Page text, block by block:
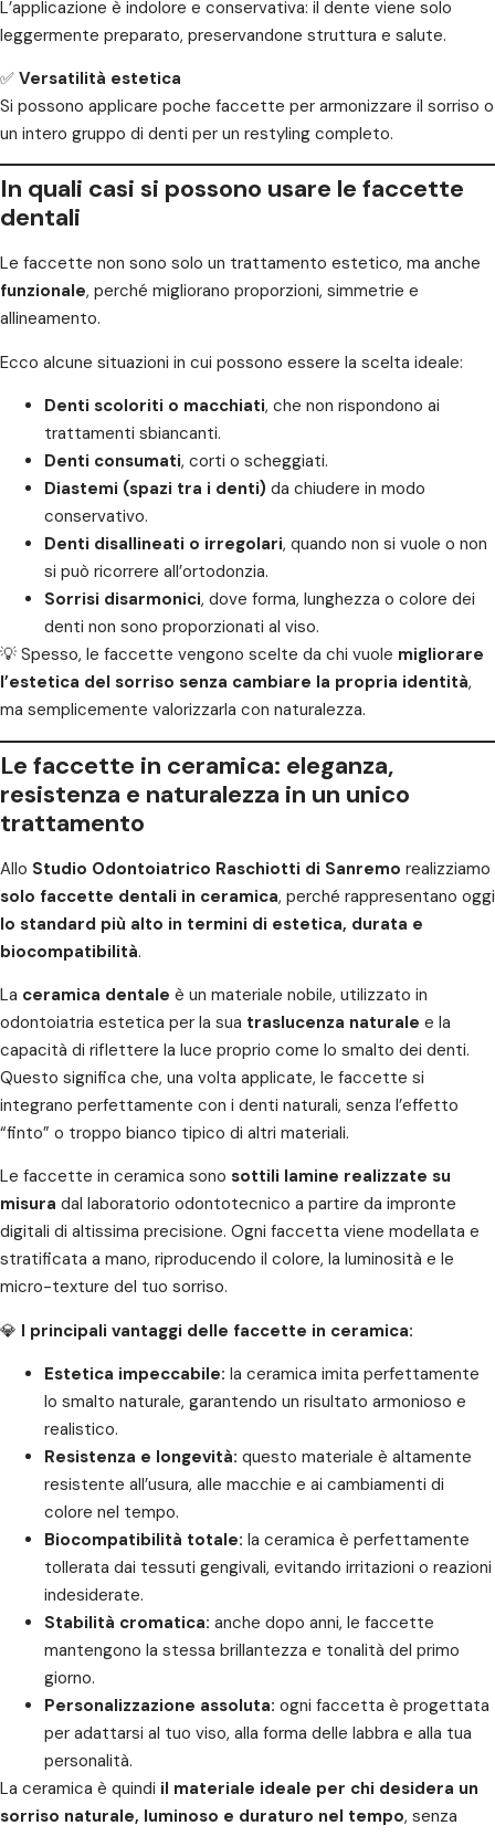
L’applicazione è indolore e conservativa: il dente viene solo
leggermente preparato, preservandone struttura e salute.
✅ Versatilità estetica
Si possono applicare poche faccette per armonizzare il sorriso o
un intero gruppo di denti per un restyling completo.
In quali casi si possono usare le faccette
dentali
Le faccette non sono solo un trattamento estetico, ma anche
funzionale, perché migliorano proporzioni, simmetrie e
allineamento.
Ecco alcune situazioni in cui possono essere la scelta ideale:
Denti scoloriti o macchiati, che non rispondono ai
trattamenti sbiancanti.
Denti consumati, corti o scheggiati.
Diastemi (spazi tra i denti) da chiudere in modo
conservativo.
Denti disallineati o irregolari, quando non si vuole o non
si può ricorrere all’ortodonzia.
Sorrisi disarmonici, dove forma, lunghezza o colore dei
denti non sono proporzionati al viso.
💡 Spesso, le faccette vengono scelte da chi vuole migliorare
l’estetica del sorriso senza cambiare la propria identità,
ma semplicemente valorizzarla con naturalezza.
Le faccette in ceramica: eleganza,
resistenza e naturalezza in un unico
trattamento
Allo Studio Odontoiatrico Raschiotti di Sanremo realizziamo
solo faccette dentali in ceramica, perché rappresentano oggi
lo standard più alto in termini di estetica, durata e
biocompatibilità.
La ceramica dentale è un materiale nobile, utilizzato in
odontoiatria estetica per la sua traslucenza naturale e la
capacità di riflettere la luce proprio come lo smalto dei denti.
Questo significa che, una volta applicate, le faccette si
integrano perfettamente con i denti naturali, senza l’effetto
“finto” o troppo bianco tipico di altri materiali.
Le faccette in ceramica sono sottili lamine realizzate su
misura dal laboratorio odontotecnico a partire da impronte
digitali di altissima precisione. Ogni faccetta viene modellata e
stratificata a mano, riproducendo il colore, la luminosità e le
micro-texture del tuo sorriso.
💎 I principali vantaggi delle faccette in ceramica:
Estetica impeccabile: la ceramica imita perfettamente
lo smalto naturale, garantendo un risultato armonioso e
realistico.
Resistenza e longevità: questo materiale è altamente
resistente all’usura, alle macchie e ai cambiamenti di
colore nel tempo.
Biocompatibilità totale: la ceramica è perfettamente
tollerata dai tessuti gengivali, evitando irritazioni o reazioni
indesiderate.
Stabilità cromatica: anche dopo anni, le faccette
mantengono la stessa brillantezza e tonalità del primo
giorno.
Personalizzazione assoluta: ogni faccetta è progettata
per adattarsi al tuo viso, alla forma delle labbra e alla tua
personalità.
La ceramica è quindi il materiale ideale per chi desidera un
sorriso naturale, luminoso e duraturo nel tempo, senza